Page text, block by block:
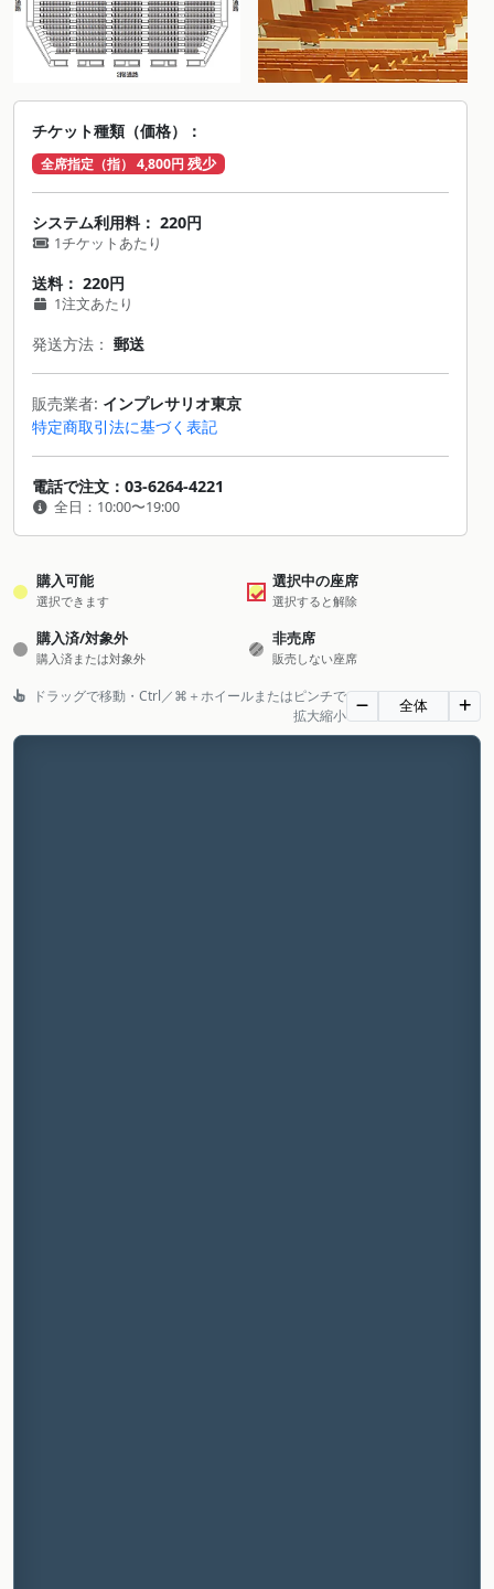
チケット種類（価格）：
全席指定（指） 4,800円 残少
システム利用料： 220円
1チケットあたり
送料： 220円
1注文あたり
発送方法： 郵送
販売業者: インプレサリオ東京
特定商取引法に基づく表記
電話で注文：03-6264-4221
全日：10:00〜19:00
購入可能
選択できます ✓ 選択中の座席
選択すると解除
購入済/対象外
購入済または対象外
非売席
販売しない座席
ドラッグで移動・Ctrl／⌘＋ホイールまたはピンチで
拡大縮小
全体